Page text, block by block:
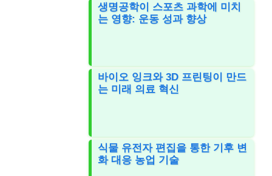
생명공학이 스포츠 과학에 미치
는 영향: 운동 성과 향상
바이오 잉크와 3D 프린팅이 만드
는 미래 의료 혁신
식물 유전자 편집을 통한 기후 변
화 대응 농업 기술